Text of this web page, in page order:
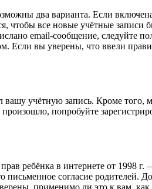
два варианта. Если
чтобы все новые учётные записи
email-сообщение, следуйте
Если вы уверены, что ввели
учётную запись. Кроме того,
попробуйте
ребёнка в интернете от 1998
согласие родителей.
применимо ли это к вам,